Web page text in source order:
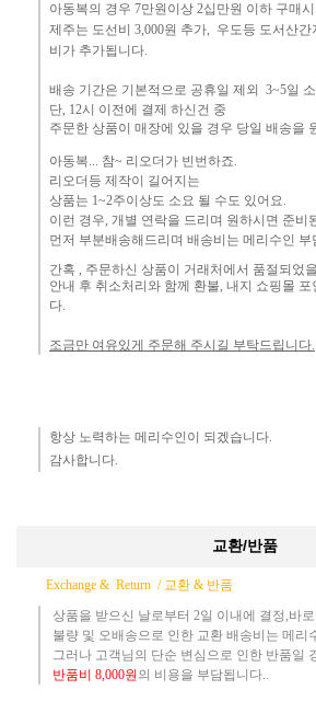
아동복의 경우 7만원 이상 2십만원 이하 구매
제주는 도선비 3,000원 추가, 우도등 도서산간
비가 추가됩니다.
배송 기간은 기본적으로 공휴일 제외 3~5일
단, 12시 이전에 결제 하신건 중 ​
주문한 상품이 매장에 있을 경우 당일 배송을
아동복... 참~ 리오더가 빈번하죠.​
리오더등 제작이 길어지는
상품는 1~2주이상도 소요 될 수도 있어요.
이런 경우, 개별 연락을 드리며 원하시면 준비
먼 저 부분배송해드리며 배송비는 메리수인 부
간혹 , 주문하신 상품이 거래처에서 품절되었
안내 후 취소처리와 함께 환불, 내지 쇼핑몰 포
다.
조금만 여유있게 주문해 주시길 부탁드립니다.
항상 노력하는 메리수인이 되겠습니다.​
감사합니다.​
교환/반품
Exchange & Return / 교환 & 반품
상품을 받으신 날로부터 2일 이내에 결정,바
불량 및 오배송으로 인한 교환 배송비는 메리
그러나 고객님의 단순 변심으로 인한 반품일
반품비 8,000원 의 비용을 부담됩니다..